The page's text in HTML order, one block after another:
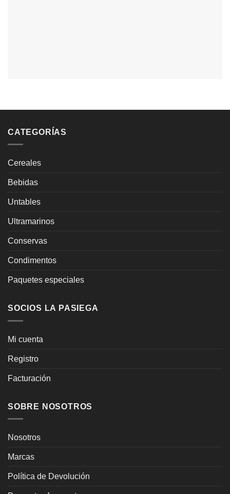
CATEGORÍAS
Cereales
Bebidas
Untables
Ultramarinos
Conservas
Condimentos
Paquetes especiales
SOCIOS LA PASIEGA
Mi cuenta
Registro
Facturación
SOBRE NOSOTROS
Nosotros
Marcas
Política de Devolución